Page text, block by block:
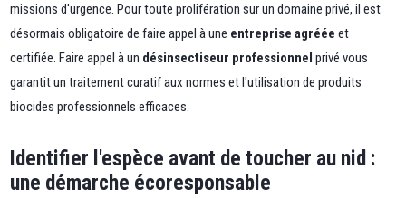
missions d'urgence. Pour toute prolifération sur un domaine privé, il est
désormais obligatoire de faire appel à une entreprise agréée et
certifiée. Faire appel à un désinsectiseur professionnel privé vous
garantit un traitement curatif aux normes et l'utilisation de produits
biocides professionnels efficaces.
Identifier l'espèce avant de toucher au nid :
une démarche écoresponsable